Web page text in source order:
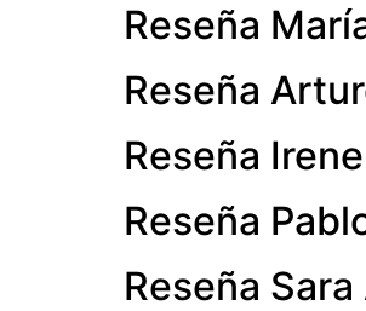
Reseña
Reseña
Reseña
Reseña
Reseña